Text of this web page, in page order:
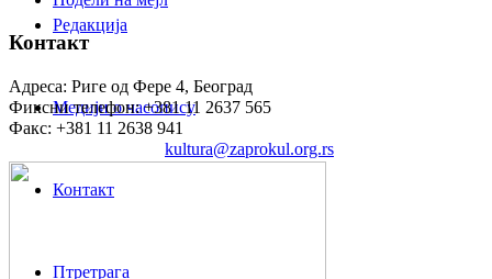
Редакција
Медији о часопису
Контакт
Птретрага
Контакт
Адреса: Риге од Фере 4, Београд
Фиксни телефон: +381 11 2637 565
Факс: +381 11 2638 941
kultura@zaprokul.org.rs